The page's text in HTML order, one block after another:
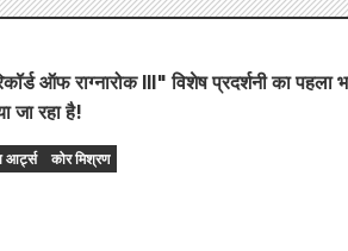
ऑफ राग्नारोक III" विशेष प्रदर्शनी का
जा रहा है!
आर्ट्स कोर मिश्रण